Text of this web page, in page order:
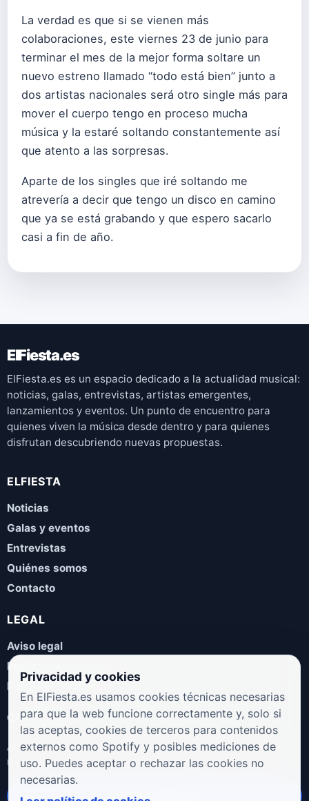
La verdad es que si se vienen más
colaboraciones, este viernes 23 de junio para
terminar el mes de la mejor forma soltare un
nuevo estreno llamado “todo está bien” junto a
dos artistas nacionales será otro single más para
mover el cuerpo tengo en proceso mucha
música y la estaré soltando constantemente así
que atento a las sorpresas.
Aparte de los singles que iré soltando me
atrevería a decir que tengo un disco en camino
que ya se está grabando y que espero sacarlo
casi a fin de año.
ElFiesta.es
ElFiesta.es es un espacio dedicado a la actualidad musical:
noticias, galas, entrevistas, artistas emergentes,
lanzamientos y eventos. Un punto de encuentro para
quienes viven la música desde dentro y para quienes
disfrutan descubriendo nuevas propuestas.
ELFIESTA
Noticias
Galas y eventos
Entrevistas
Quiénes somos
Contacto
LEGAL
Aviso legal
Política de privacidad
Política de cookies
COLABORA
¿Eres artista, manager, sello o promotor? Envíanos tus
novedades, galas, entrevistas o propuestas musicales.
Enviar propuesta
Privacidad y cookies
En ElFiesta.es usamos cookies técnicas necesarias
para que la web funcione correctamente y, solo si
las aceptas, cookies de terceros para contenidos
externos como Spotify y posibles mediciones de
uso. Puedes aceptar o rechazar las cookies no
necesarias.